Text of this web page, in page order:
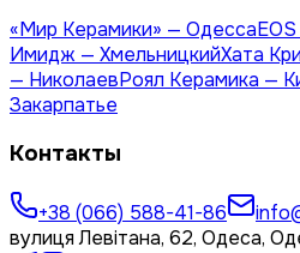
«Мир Керамики» — Одесса
Имидж — ХмельницкийХата
— НиколаевРоял Керамика —
Закарпатье
Контакты
+38 (066) 588-41-86
вулиця Левітана, 62, Одеса,